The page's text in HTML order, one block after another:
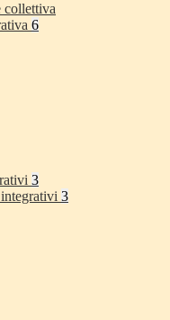
collettiva
6
3
3